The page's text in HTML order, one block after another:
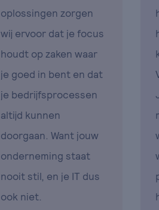
oplossingen zorgen
wij ervoor dat je focus
houdt op zaken waar
je goed in bent en dat
je bedrijfsprocessen
altijd kunnen
doorgaan. Want jouw
onderneming staat
nooit stil, en je IT dus
ook niet.